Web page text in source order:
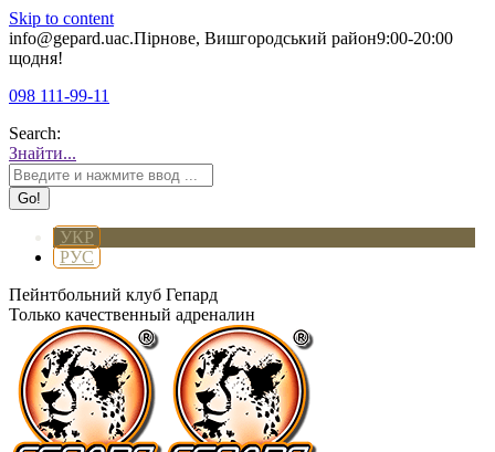
Skip to content
info@gepard.uaс.Пірнове, Вишгородський район9:00-20:00
щодня!
098 111-99-11
Search:
Знайти...
УКР
РУС
Пейнтбольний клуб Гепард
Только качественный адреналин